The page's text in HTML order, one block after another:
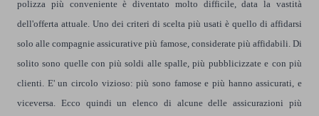
polizza più conveniente è diventato molto difficile, data la vastità
dell'offerta attuale. Uno dei criteri di scelta più usati è quello di affidarsi
solo alle compagnie assicurative più famose, considerate più affidabili. Di
solito sono quelle con più soldi alle spalle, più pubblicizzate e con più
clienti. E' un circolo vizioso: più sono famose e più hanno assicurati, e
viceversa. Ecco quindi un elenco di alcune delle assicurazioni più